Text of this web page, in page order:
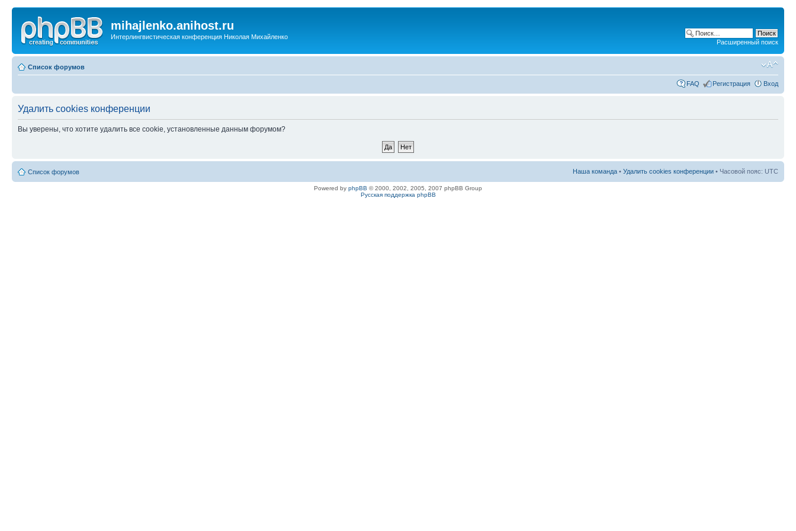
mihajlenko.anihost.ru
Интерлингвистическая конференция Николая Михайленко
Расширенный поиск
Список форумов
FAQ Регистрация Вход
Удалить cookies конференции
Вы уверены, что хотите удалить все cookie, установленные данным форумом?
Список форумов Наша команда • Удалить cookies конференции • Часовой пояс: UTC
Powered by phpBB © 2000, 2002, 2005, 2007 phpBB Group
Русская поддержка phpBB